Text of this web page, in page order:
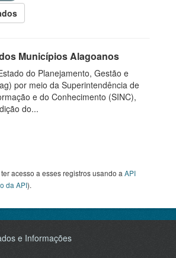
Municípios Alagoanos
do Planejamento, Gestão e
por meio da Superintendência de
e do Conhecimento (SINC),
do...
acesso a esses registros usando a API
da API).
e Informações